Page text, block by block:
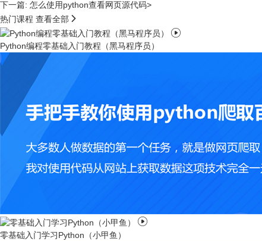
下一篇: 怎么使用python查看网页源代码>
热门课程 查看全部 

Python编程零基础入门教程（黑马程序员）

零基础入门学习Python（小甲鱼）